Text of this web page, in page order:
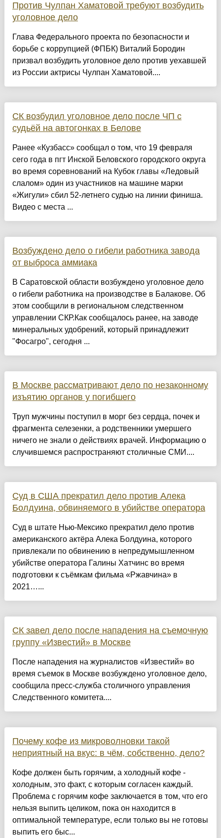
Против Чулпан Хаматовой требуют возбудить
уголовное дело
Глава Федерального проекта по безопасности и
борьбе с коррупцией (ФПБК) Виталий Бородин
призвал возбудить уголовное дело против уехавшей
из России актрисы Чулпан Хаматовой....
СК возбудил уголовное дело после ЧП с
судьёй на автогонках в Белове
Ранее «Кузбасс» сообщал о том, что 19 февраля
сего года в пгт Инской Беловского городского округа
во время соревнований на Кубок главы «Ледовый
слалом» один из участников на машине марки
«Жигули» сбил 52-летнего судью на линии финиша.
Видео с места ...
Возбуждено дело о гибели работника завода
от выброса аммиака
В Саратовской области возбуждено уголовное дело
о гибели работника на производстве в Балакове. Об
этом сообщили в региональном следственном
управлении СКР.Как сообщалось ранее, на заводе
минеральных удобрений, который принадлежит
"Фосагро", сегодня ...
В Москве рассматривают дело по незаконному
изъятию органов у погибшего
Труп мужчины поступил в морг без сердца, почек и
фрагмента селезенки, а родственники умершего
ничего не знали о действиях врачей. Информацию о
случившемся распространяют столичные СМИ....
Суд в США прекратил дело против Алека
Болдуина, обвиняемого в убийстве оператора
Суд в штате Нью-Мексико прекратил дело против
американского актёра Алека Болдуина, которого
привлекали по обвинению в непредумышленном
убийстве оператора Галины Хатчинс во время
подготовки к съёмкам фильма «Ржавчина» в
2021…...
СК завел дело после нападения на съемочную
группу «Известий» в Москве
После нападения на журналистов «Известий» во
время съемок в Москве возбуждено уголовное дело,
сообщила пресс-служба столичного управления
Следственного комитета....
Почему кофе из микроволновки такой
неприятный на вкус: в чём, собственно, дело?
Кофе должен быть горячим, а холодный кофе -
холодным, это факт, с которым согласен каждый.
Проблема с горячим кофе заключается в том, что его
нельзя выпить целиком, пока он находится в
оптимальной температуре, если только вы не готовы
выпить его быс...